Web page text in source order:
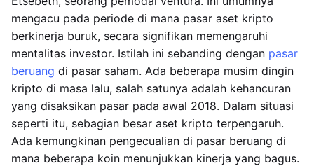
mengacu pada periode di mana pasar aset kripto
berkinerja buruk, secara signifikan memengaruhi
mentalitas investor. Istilah ini sebanding dengan pasar
beruang di pasar saham. Ada beberapa musim dingin
kripto di masa lalu, salah satunya adalah kehancuran
yang disaksikan pasar pada awal 2018. Dalam situasi
seperti itu, sebagian besar aset kripto terpengaruh.
Ada kemungkinan pengecualian di pasar beruang di
mana beberapa koin menunjukkan kinerja yang bagus.